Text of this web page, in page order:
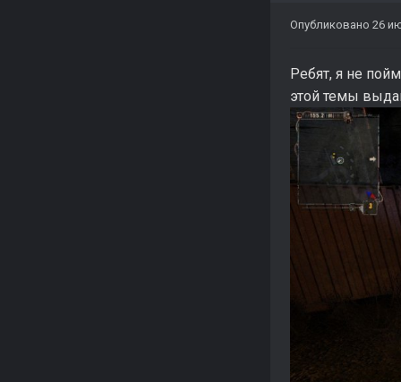
Опубликовано 26
Ребят, я не
этой темы